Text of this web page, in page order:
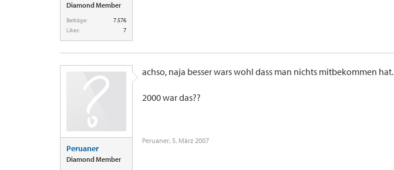
Diamond Member
Beiträge:
7.576
Likes:
7
Peruaner
Diamond Member
achso, naja besser wars wohl dass man nichts mitbekommen hat.
2000 war das??
Peruaner, 5. März 2007